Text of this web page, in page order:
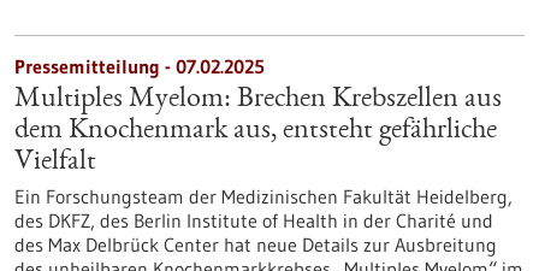
Pressemitteilung - 07.02.2025
Multiples Myelom: Brechen Krebszellen aus
dem Knochenmark aus, entsteht gefährliche
Vielfalt
Ein Forschungsteam der Medizinischen Fakultät Heidelberg,
des DKFZ, des Berlin Institute of Health in der Charité und
des Max Delbrück Center hat neue Details zur Ausbreitung